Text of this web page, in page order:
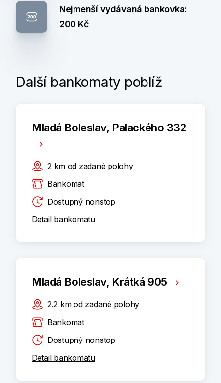
Nejmenší vydávaná bankovka:
200 Kč
Další bankomaty poblíž
Mladá Boleslav, Palackého 332
2 km od zadané polohy
Bankomat
Dostupný nonstop
Detail bankomatu
Mladá Boleslav, Krátká 905
2.2 km od zadané polohy
Bankomat
Dostupný nonstop
Detail bankomatu